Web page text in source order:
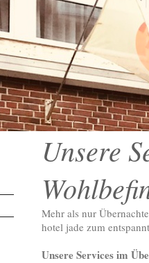
Unsere
Mehr als nur
hotel jade zum
Unsere Services im